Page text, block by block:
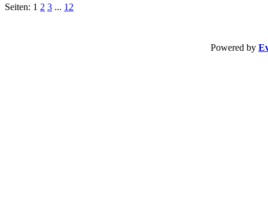
Seiten: 1 2 3 ... 12
Powered by